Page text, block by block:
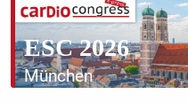
ESC 2026
München